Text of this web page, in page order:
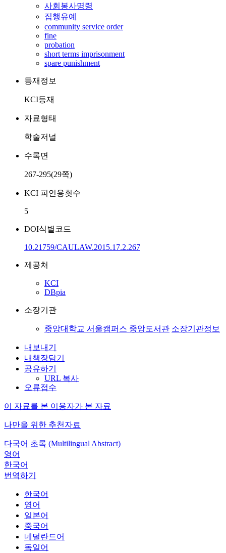
사회봉사명령
집행유예
community service order
fine
probation
short terms imprisonment
spare punishment
등재정보
KCI등재
자료형태
학술저널
수록면
267-295(29쪽)
KCI 피인용횟수
5
DOI식별코드
10.21759/CAULAW.2015.17.2.267
제공처
KCI
DBpia
소장기관
중앙대학교 서울캠퍼스 중앙도서관 소장기관정보
내보내기
내책장담기
공유하기
URL 복사
오류접수
이 자료를 본 이용자가 본 자료
나만을 위한 추천자료
다국어 초록 (Multilingual Abstract)
영어
한국어
번역하기
한국어
영어
일본어
중국어
네덜란드어
독일어